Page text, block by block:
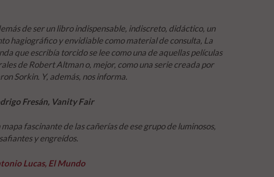
de ser un libro indispensable, indiscreto, didáctico, un
hagiográfico y envidiable como material de consulta, La
que escribía torcidose lee como una de aquellas películas
de Robert Altman o, mejor, como una serie creada por
Sorkin. Y, además, nos informa.
Fresán, Vanity Fair
mapa fascinante de las cañerías de ese grupo de luminosos,
y engreídos.
Lucas, El Mundo